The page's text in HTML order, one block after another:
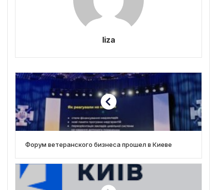
liza
Форум ветеранского бизнеса прошел в Киеве